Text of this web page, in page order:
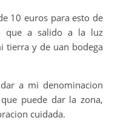
10 euros para esto de
que a salido a la luz
tierra y de uan bodega
a mi denominacion
puede dar la zona,
cuidada.